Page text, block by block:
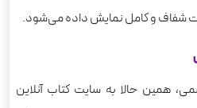
شفاف و کامل نمایش داده می‌شود.
همین حالا به سایت کتاب آنلاین